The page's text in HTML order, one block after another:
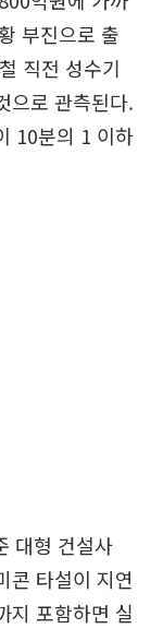
부진으로 출
직전 성수기
으로 관측된다.
10분의 1 이하
대형 건설사
콘 타설이 지연
지 포함하면 실